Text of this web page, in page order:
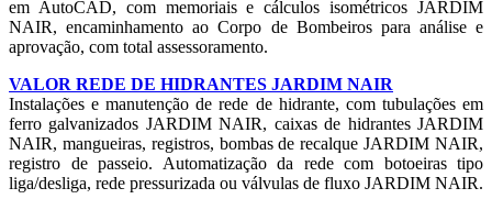
em AutoCAD, com memoriais e cálculos isométricos JARDIM
NAIR, encaminhamento ao Corpo de Bombeiros para análise e
aprovação, com total assessoramento.
VALOR REDE DE HIDRANTES JARDIM NAIR
Instalações e manutenção de rede de hidrante, com tubulações em
ferro galvanizados JARDIM NAIR, caixas de hidrantes JARDIM
NAIR, mangueiras, registros, bombas de recalque JARDIM NAIR,
registro de passeio. Automatização da rede com botoeiras tipo
liga/desliga, rede pressurizada ou válvulas de fluxo JARDIM NAIR.